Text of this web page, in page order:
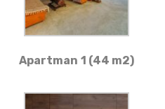
Apartman 1 (44 m2)